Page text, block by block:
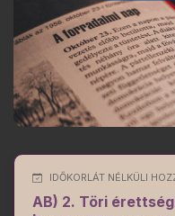
IDŐKORLÁT NÉLKÜLI
AB) 2. Töri